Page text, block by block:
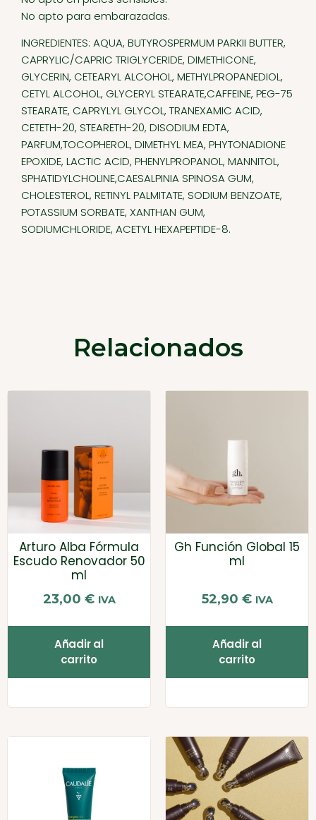
No apto para embarazadas.
INGREDIENTES: AQUA, BUTYROSPERMUM PARKII BUTTER,
CAPRYLIC/CAPRIC TRIGLYCERIDE, DIMETHICONE,
GLYCERIN, CETEARYL ALCOHOL, METHYLPROPANEDIOL,
CETYL ALCOHOL, GLYCERYL STEARATE,CAFFEINE, PEG-75
STEARATE, CAPRYLYL GLYCOL, TRANEXAMIC ACID,
CETETH-20, STEARETH-20, DISODIUM EDTA,
PARFUM,TOCOPHEROL, DIMETHYL MEA, PHYTONADIONE
EPOXIDE, LACTIC ACID, PHENYLPROPANOL, MANNITOL,
SPHATIDYLCHOLINE,CAESALPINIA SPINOSA GUM,
CHOLESTEROL, RETINYL PALMITATE, SODIUM BENZOATE,
POTASSIUM SORBATE, XANTHAN GUM,
SODIUMCHLORIDE, ACETYL HEXAPEPTIDE-8.
Relacionados
Arturo Alba Fórmula
Escudo Renovador 50
ml
23,00 € IVA
Añadir al
carrito
Gh Función Global 15
ml
52,90 € IVA
Añadir al
carrito